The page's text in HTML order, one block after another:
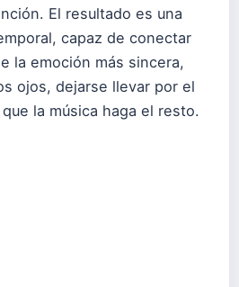
El resultado es una
capaz de conectar
la emoción más sincera,
ojos, dejarse llevar por el
la música haga el resto.